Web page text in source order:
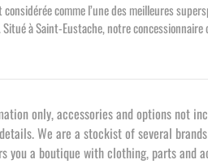
comme l’une des meilleures
à Saint-Eustache, notre
only, accessories and options not
We are a stockist of several
you a boutique with clothing, parts and